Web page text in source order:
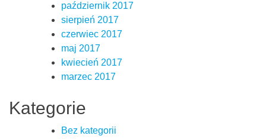
październik 2017
sierpień 2017
czerwiec 2017
maj 2017
kwiecień 2017
marzec 2017
Kategorie
Bez kategorii